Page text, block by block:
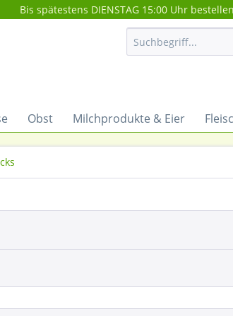
Bis spätestens DIENSTAG 15:00 Uhr
Obst Milchprodukte & Eier